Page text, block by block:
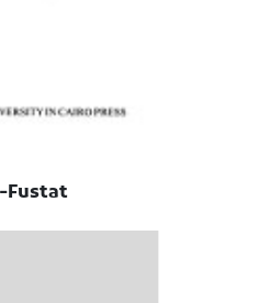
Fustat